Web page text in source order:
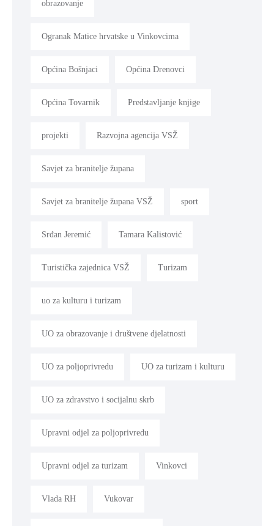
obrazovanje
Ogranak Matice hrvatske u Vinkovcima
Općina Bošnjaci Općina Drenovci
Općina Tovarnik Predstavljanje knjige
projekti Razvojna agencija VSŽ
Savjet za branitelje župana
Savjet za branitelje župana VSŽ sport
Srđan Jeremić Tamara Kalistović
Turistička zajednica VSŽ Turizam
uo za kulturu i turizam
UO za obrazovanje i društvene djelatnosti
UO za poljoprivredu UO za turizam i kulturu
UO za zdravstvo i socijalnu skrb
Upravni odjel za poljoprivredu
Upravni odjel za turizam Vinkovci
Vlada RH Vukovar